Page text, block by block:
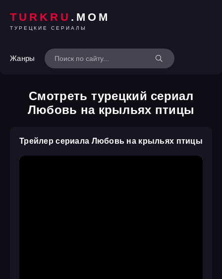
TURKRU .MOM
ТУРЕЦКИЕ СЕРИАЛЫ
Жанры
Смотреть турецкий сериал
Любовь на крыльях птицы
Трейлер сериала Любовь на крыльях птицы